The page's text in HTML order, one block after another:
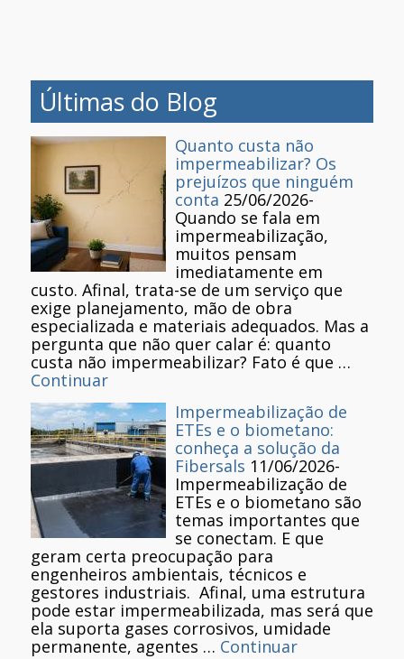
Últimas do Blog
Quanto custa não
impermeabilizar? Os
prejuízos que ninguém
conta 25/06/2026-
Quando se fala em
impermeabilização,
muitos pensam
imediatamente em
custo. Afinal, trata-se de um serviço que
exige planejamento, mão de obra
especializada e materiais adequados. Mas a
pergunta que não quer calar é: quanto
custa não impermeabilizar? Fato é que …
Continuar
Impermeabilização de
ETEs e o biometano:
conheça a solução da
Fibersals 11/06/2026-
Impermeabilização de
ETEs e o biometano são
temas importantes que
se conectam. E que
geram certa preocupação para
engenheiros ambientais, técnicos e
gestores industriais. Afinal, uma estrutura
pode estar impermeabilizada, mas será que
ela suporta gases corrosivos, umidade
permanente, agentes … Continuar